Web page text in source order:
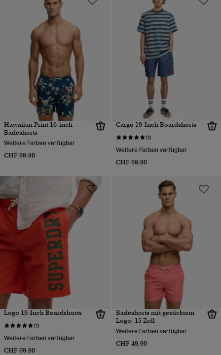
Hawaiian Print 16-inch
Badeshorts
Weitere Farben verfügbar
CHF 69,90
Cargo 19-Inch Boardshorts
(1)
Weitere Farben verfügbar
CHF 69,90
Logo 19-Inch Boardshorts
(1)
Weitere Farben verfügbar
CHF 69,90
Badeshorts mit gesticktem
Logo, 15 Zoll
Weitere Farben verfügbar
CHF 49,90